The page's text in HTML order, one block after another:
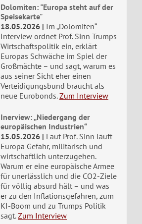
Dolomiten: "Europa steht auf der
Speisekarte"
18.05.2026
Im „Dolomiten“-
Interview ordnet Prof. Sinn Trumps
Wirtschaftspolitik ein, erklärt
Europas Schwäche im Spiel der
Großmächte – und sagt, warum es
aus seiner Sicht eher einen
Verteidigungsbund braucht als
neue Eurobonds. Zum Interview
Inerview: „Niedergang der
europäischen Industrien“
15.05.2026
Laut Prof. Sinn läuft
Europa Gefahr, militärisch und
wirtschaftlich unterzugehen.
Warum er eine europäische Armee
für unerlässlich und die CO2-Ziele
für völlig absurd hält – und was
er zu den Inflationsgefahren, zum
KI-Boom und zu Trumps Politik
sagt. Zum Interview